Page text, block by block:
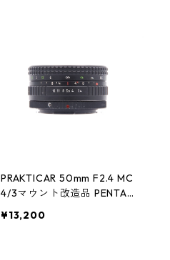
PRAKTICAR 50mm F2.4 MC
4/3マウント改造品 PENTAC
¥13,200